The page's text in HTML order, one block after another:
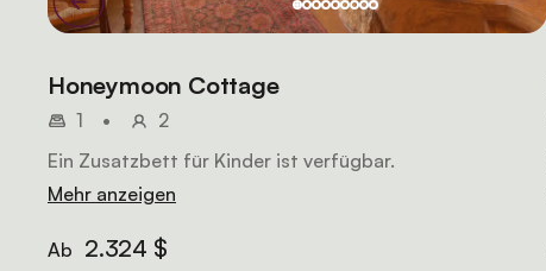
Honeymoon Cottage
1 •
2
Ein Zusatzbett für Kinder ist verfügbar.
Mehr anzeigen
Ab 2.324 $